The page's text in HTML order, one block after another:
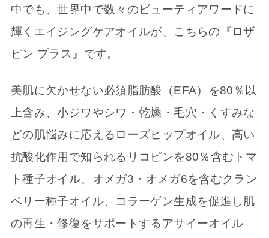
中でも、世界中で数々のビューティアワードに
輝くエイジングケアオイルが、こちらの『ロザ
ピン プラス』です。
美肌に欠かせない必須脂肪酸（EFA）を80％以
上含み、小ジワやシワ・乾燥・毛穴・くすみな
どの肌悩みに応えるローズヒップオイル、高い
抗酸化作用で知られるリコピンを80％含むトマ
ト種子オイル、オメガ3・オメガ6を含むクラン
ベリー種子オイル、コラーゲン生成を促進し肌
の再生・修復をサポートするアサイーオイル